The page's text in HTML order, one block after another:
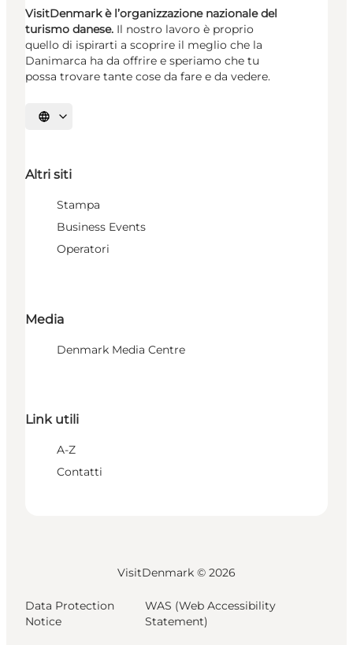
VisitDenmark è l’organizzazione nazionale del
turismo danese. Il nostro lavoro è proprio
quello di ispirarti a scoprire il meglio che la
Danimarca ha da offrire e speriamo che tu
possa trovare tante cose da fare e da vedere.
Seleziona la lingua
Altri siti
Stampa
Business Events
Operatori
Media
Denmark Media Centre
Link utili
A-Z
Contatti
VisitDenmark © 2026
Data Protection
Notice
WAS (Web Accessibility
Statement)